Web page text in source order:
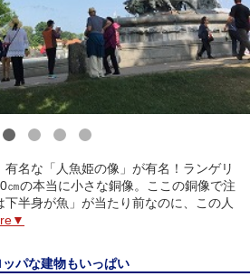
名な「人魚姫の像」が有名！ランゲリ
㎝の本当に小さな銅像。ここの銅像で注
半身が魚」が当たり前なのに、この人
ッパな建物もいっぱい